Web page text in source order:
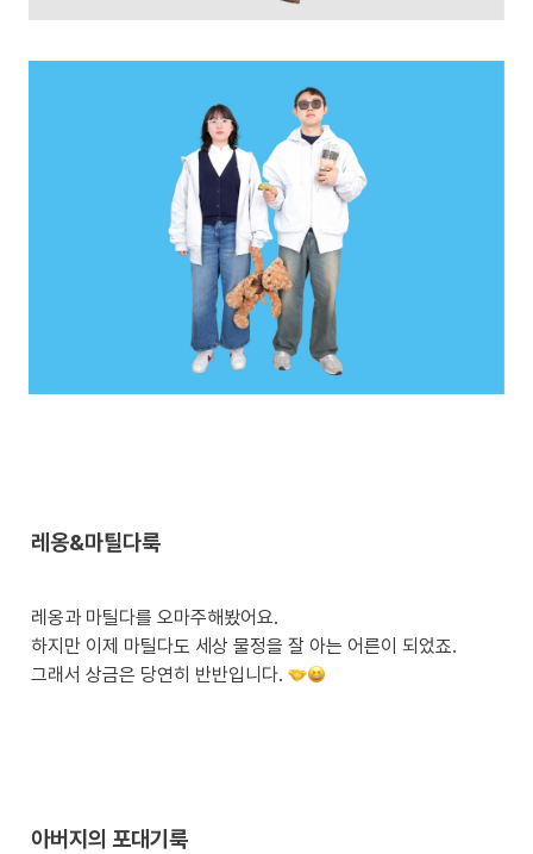
레옹&마틸다룩
레옹과 마틸다를 오마주해봤어요.
하지만 이제 마틸다도 세상 물정을 잘 아는 어른이 되었죠.
그래서 상금은 당연히 반반입니다.
아버지의 포대기룩